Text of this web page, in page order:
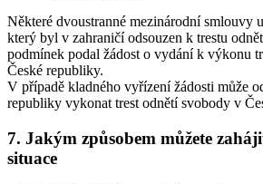
Některé dvoustranné mezinárodní smlouvy
který byl v zahraničí odsouzen k trestu
podmínek podal žádost o vydání k výkonu
České republiky.
V případě kladného vyřízení žádosti může
republiky vykonat trest odnětí svobody v
7. Jakým způsobem můžete
situace